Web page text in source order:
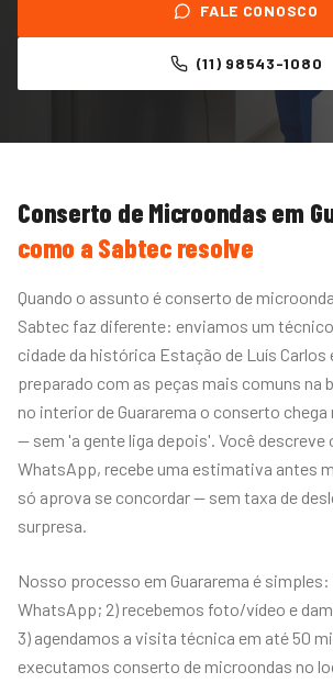
FALE CONOSCO
(11) 98543-1080
Conserto de Microondas em
como a Sabtec resolve
Quando o assunto é conserto de
Sabtec faz diferente: enviamos um
cidade da histórica Estação de Luís Carlos
preparado com as peças mais comuns na
no interior de Guararema o conserto
— sem 'a gente liga depois'. Você descreve
WhatsApp, recebe uma estimativa antes
só aprova se concordar — sem taxa de
surpresa.
Nosso processo em Guararema é simples:
WhatsApp; 2) recebemos foto/vídeo e
3) agendamos a visita técnica em até 50
executamos conserto de microondas no